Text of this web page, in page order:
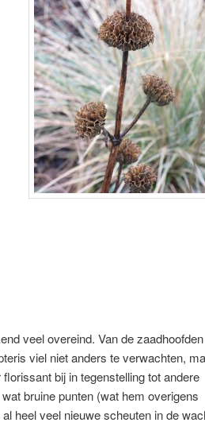
veel overeind. Van de zaadhoofden
viel niet anders te verwachten,
bij in tegenstelling tot andere
bruine punten (wat hem overigens
heel veel nieuwe scheuten in de